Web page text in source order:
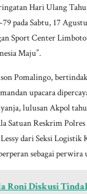
Hari Ulang
pada Sabtu, 17
Sport Center
Maju”.
Pomalingo,
upacara
lulusan Akpol
Satuan Reskrim
dari Seksi Logistik
sebagai perwira
Roni Diskusi